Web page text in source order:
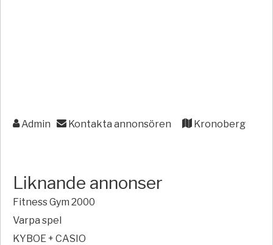
Admin Kontakta annonsören Kronoberg
Liknande annonser
Fitness Gym 2000
Varpa spel
KYBOE + CASIO